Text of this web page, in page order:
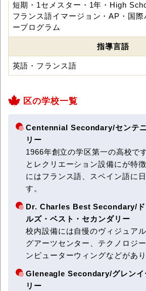
短期・1セメスター・1年・High
フランス語イマージョン・AP・国
ープログラム
指導言語
英語・フランス語
区の学校一覧
Centennial Secondary/センテ
リー
1966年創立の学区第一の高校で
とレクリエーション設備にが特
にはフランス語、スペイン語に
す。
Dr. Charles Best Secondary/ド
ルズ・ベスト・セカンダリー
校内設備には自慢のヴィジュア
グアーツセンター、テクノロジ
ンピューターウィングなどがあり
Gleneagle Secondary/グレンイ
リー